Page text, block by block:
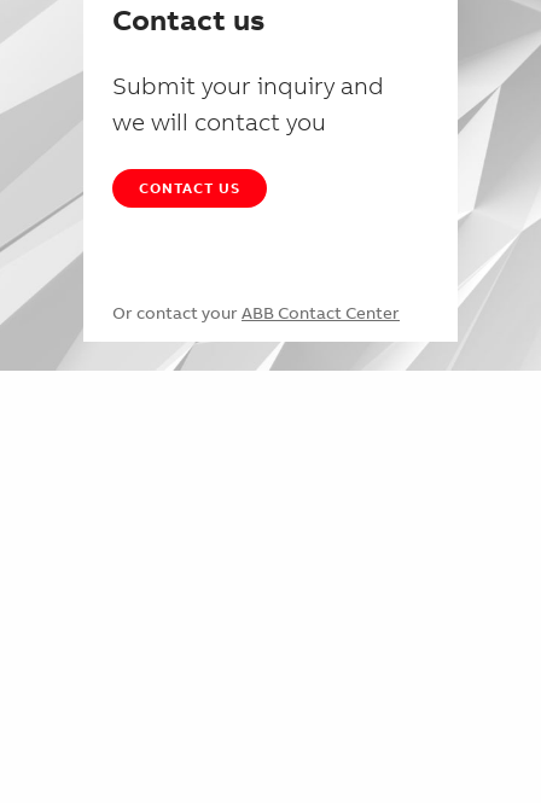
Contact us
Submit your inquiry and
we will contact you
CONTACT US
Or contact your ABB Contact Center